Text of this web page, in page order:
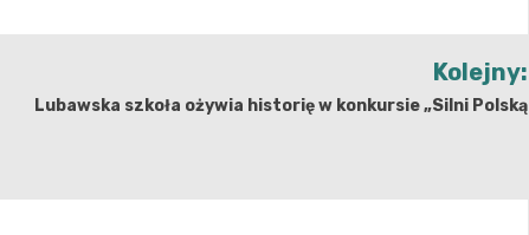
Kolejny:
Lubawska szkoła ożywia historię w konkursie „Silni Polską